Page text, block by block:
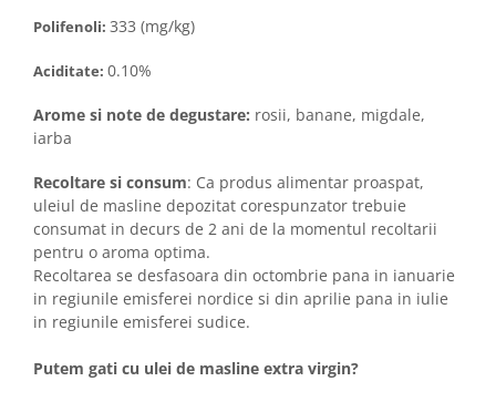
Polifenoli: 333 (mg/kg)
Aciditate: 0.10%
Arome si note de degustare: rosii, banane, migdale,
iarba
Recoltare si consum: Ca produs alimentar proaspat,
uleiul de masline depozitat corespunzator trebuie
consumat in decurs de 2 ani de la momentul recoltarii
pentru o aroma optima.
Recoltarea se desfasoara din octombrie pana in ianuarie
in regiunile emisferei nordice si din aprilie pana in iulie
in regiunile emisferei sudice.
Putem gati cu ulei de masline extra virgin?